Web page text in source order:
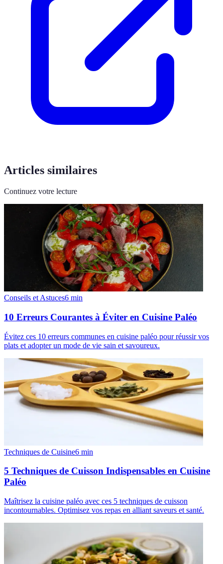
Articles similaires
Continuez votre lecture
Conseils et Astuces6 min
10 Erreurs Courantes à Éviter en Cuisine Paléo
Évitez ces 10 erreurs communes en cuisine paléo pour réussir vos
plats et adopter un mode de vie sain et savoureux.
Techniques de Cuisine6 min
5 Techniques de Cuisson Indispensables en Cuisine
Paléo
Maîtrisez la cuisine paléo avec ces 5 techniques de cuisson
incontournables. Optimisez vos repas en alliant saveurs et santé.